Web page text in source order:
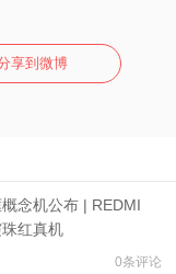
享到微博
念机公布 | REDMI
红真机
0条评论